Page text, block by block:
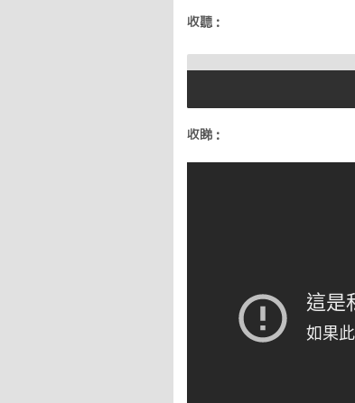
收聽：
收睇：